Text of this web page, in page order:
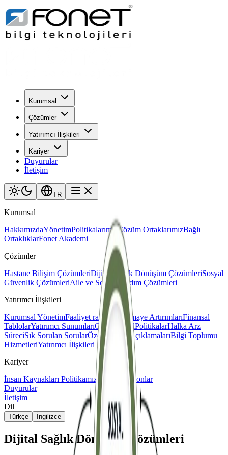
Kurumsal
Çözümler
Yatırımcı İlişkileri
Kariyer
Duyurular
İletişim
TR
Kurumsal
HakkımızdaYönetimPolitikalarımızÇözüm OrtaklarımızBağlı
OrtaklıklarFonet Akademi
Çözümler
Hastane Bilişim ÇözümleriDijital Sağlık Dönüşüm ÇözümleriSosyal
Güvenlik ÇözümleriAile ve Sosyal Yardım Çözümleri
Yatırımcı İlişkileri
Kurumsal YönetimFaaliyet raporları Sermaye ArtırımlarıFinansal
TablolarYatırımcı SunumlarıGenel KurulPolitikalarHalka Arz
SüreciSık Sorulan SorularÖzel Durum AçıklamalarıBilgi Toplumu
HizmetleriYatırımcı İlişkileri İletişim
Kariyer
İnsan Kaynakları PolitikamızAçık Pozisyonlar
Duyurular
İletişim
Dil
Türkçe İngilizce
Dijital Sağlık Dönüşüm Çözümleri